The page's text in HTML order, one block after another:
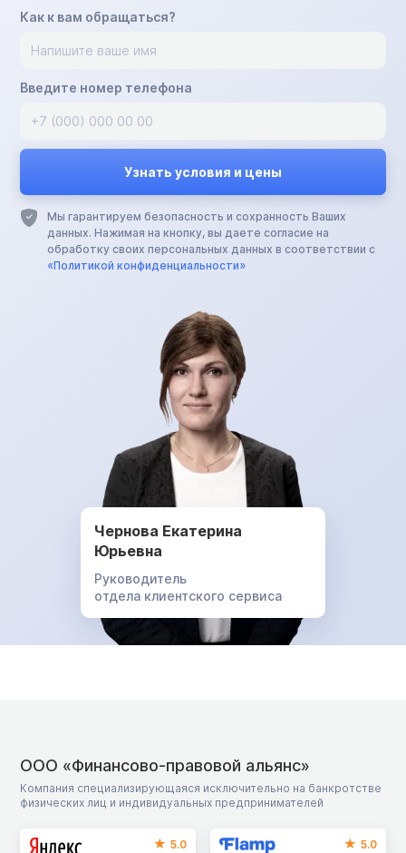
Как к вам обращаться?
Введите номер телефона
Мы гарантируем безопасность и сохранность Ваших
данных. Нажимая на кнопку, вы даете согласие на
обработку своих персональных данных в соответствии с
«Политикой конфиденциальности»
Чернова Екатерина
Юрьевна
Руководитель
отдела клиентского сервиса
ООО «Финансово-правовой альянс»
Компания специализирующаяся исключительно на банкротстве
физических лиц и индивидуальных предпринимателей
5.0
5.0